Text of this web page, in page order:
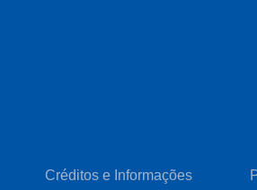
Créditos e Informações